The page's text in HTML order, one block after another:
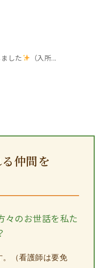
した （入所...
仲間を
々のお世話を私た
。（看護師は要免